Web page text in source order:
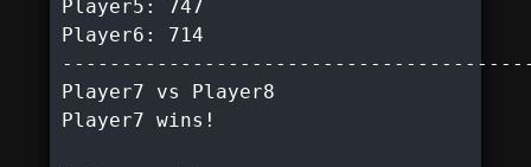
Player5: 747
Player6: 714
Player7 vs Player8
Player7 wins!